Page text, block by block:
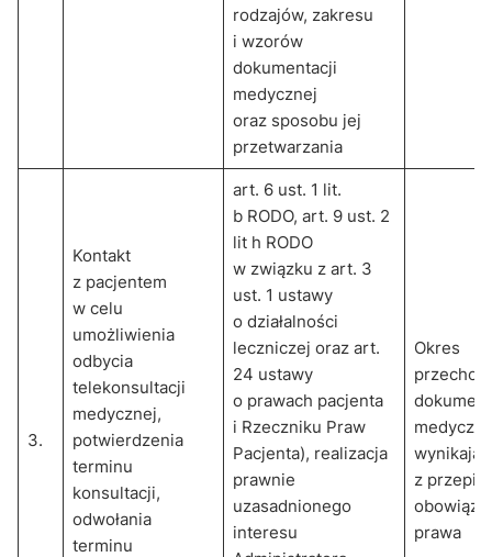
rodzajów, zakresu
i wzorów
dokumentacji
medycznej
oraz sposobu jej
przetwarzania
3.
Kontakt
z pacjentem
w celu
umożliwienia
odbycia
telekonsultacji
medycznej,
potwierdzenia
terminu
konsultacji,
odwołania
terminu
art. 6 ust. 1 lit.
b RODO, art. 9 ust. 2
lit h RODO
w związku z art. 3
ust. 1 ustawy
o działalności
leczniczej oraz art.
24 ustawy
o prawach pacjenta
i Rzeczniku Praw
Pacjenta), realizacja
prawnie
uzasadnionego
interesu
Okres
z
prawa